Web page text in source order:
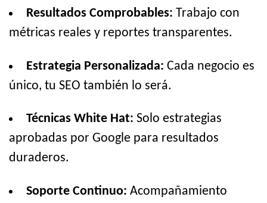
Resultados Comprobables: Trabajo con
métricas reales y reportes transparentes.
Estrategia Personalizada: Cada negocio es
único, tu SEO también lo será.
Técnicas White Hat: Solo estrategias
aprobadas por Google para resultados
duraderos.
Soporte Continuo: Acompañamiento